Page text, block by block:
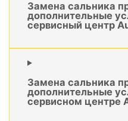
Замена сальника
дополнительные
сервисный центр
Замена сальника
дополнительные
сервисном центре